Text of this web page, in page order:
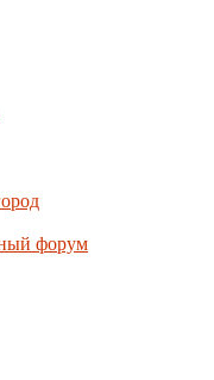
форум